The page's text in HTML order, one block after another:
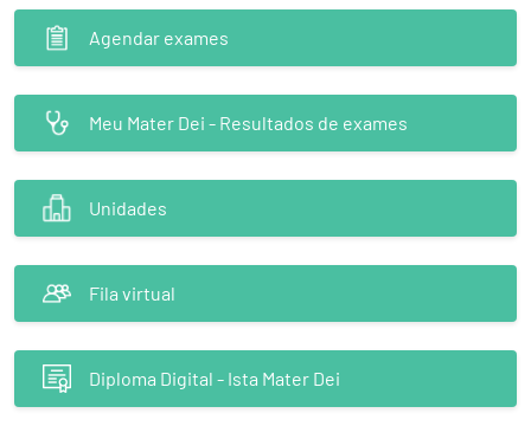
Agendar exames
Meu Mater Dei - Resultados de exames
Unidades
Fila virtual
Diploma Digital - Ista Mater Dei